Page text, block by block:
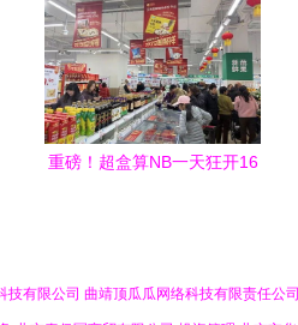
重磅！超盒算NB一天狂开16
技有限公司 曲靖顶瓜瓜网络科技有限责任公司